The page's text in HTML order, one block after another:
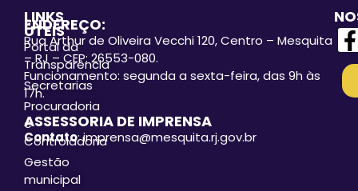
LINKS
ÚTEIS
Portal da
Transparência
Secretarias
Procuradoria
e
Controladoria
Gestão
municipal
ENDEREÇO:
Rua Arthur de Oliveira Vecchi 120, Centro – Mesquita
– RJ – CEP: 26553-080.
Funcionamento: segunda a sexta-feira, das 9h às
17h.
ASSESSORIA DE IMPRENSA
Contato: imprensa@mesquita.rj.gov.br